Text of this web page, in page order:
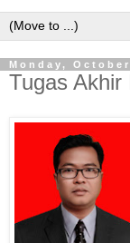
Monday,
Tugas Akhir